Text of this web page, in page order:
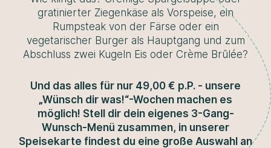
gratinierter Ziegenkäse als Vorspeise, ein
Rumpsteak von der Färse oder ein
vegetarischer Burger als Hauptgang und zum
Abschluss zwei Kugeln Eis oder Crème Brûlée?
Und das alles für nur 49,00 € p.P. - unsere
„Wünsch dir was!“-Wochen machen es
möglich! Stell dir dein eigenes 3-Gang-
Wunsch-Menü zusammen, in unserer
Speisekarte findest du eine große Auswahl an